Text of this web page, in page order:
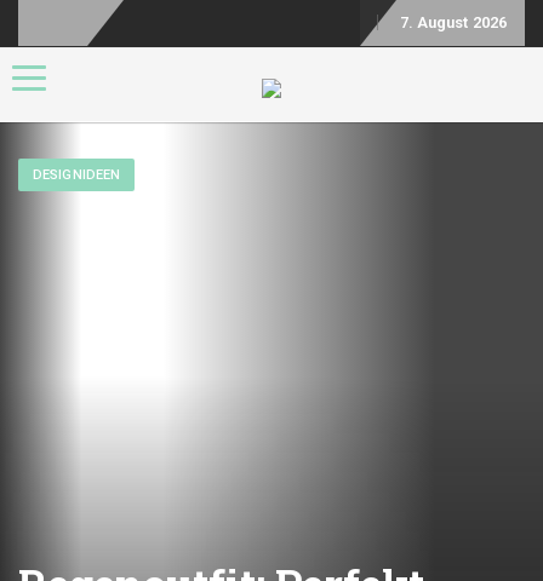
7. August 2026
Toggle navigation
DESIGNIDEEN